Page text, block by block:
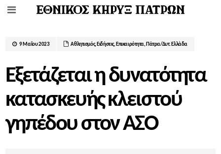
9 Μαΐου 2023 Αθλητισμός, Ειδήσεις, Επικαιρότητα, Πάτρα/Δυτ. Ελλάδα
Εξετάζεται η δυνατότητα
κατασκευής κλειστού
γηπέδου στον ΑΣΟ